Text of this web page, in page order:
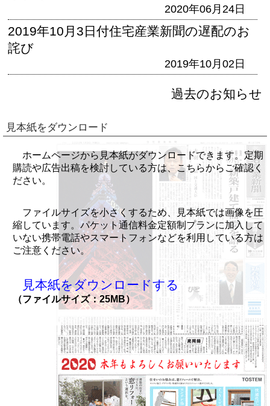
2020年06月24日
2019年10月3日付住宅産業新聞の遅配のお
詫び
2019年10月02日
過去のお知らせ
見本紙をダウンロード
ホームページから見本紙がダウンロードできます。定期
購読や広告出稿を検討している方は、こちらからご確認く
ださい。
ファイルサイズを小さくするため、見本紙では画像を圧
縮しています。パケット通信料金定額制プランに加入して
いない携帯電話やスマートフォンなどを利用している方は
ご注意ください。
見本紙をダウンロードする
（ファイルサイズ：25MB）